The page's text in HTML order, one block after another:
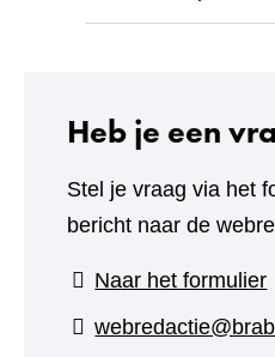
Heb je een
Stel je vraag via het
bericht naar de
Naar het formulier